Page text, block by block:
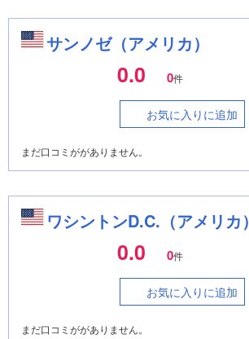
サンノゼ（アメリカ）
0.0 0件
お気に入りに追加
まだ口コミががありません。
ワシントンD.C.（アメリカ）
0.0 0件
お気に入りに追加
まだ口コミががありません。